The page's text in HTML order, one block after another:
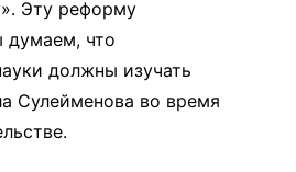
Эту реформу
думаем, что
должны изучать
Сулейменова во время